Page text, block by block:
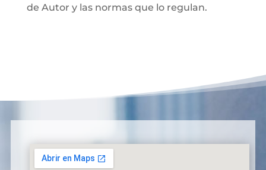
de Autor y las normas que lo regulan.